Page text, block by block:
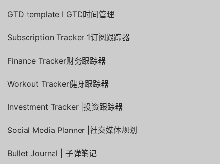
GTD template I GTD时间管理
Subscription Tracker 1订阅跟踪器
Finance Tracker财务跟踪器
Workout Tracker健身跟踪器
Investment Tracker |投资跟踪器
Social Media Planner |社交媒体规划
Bullet Journal | 子弹笔记